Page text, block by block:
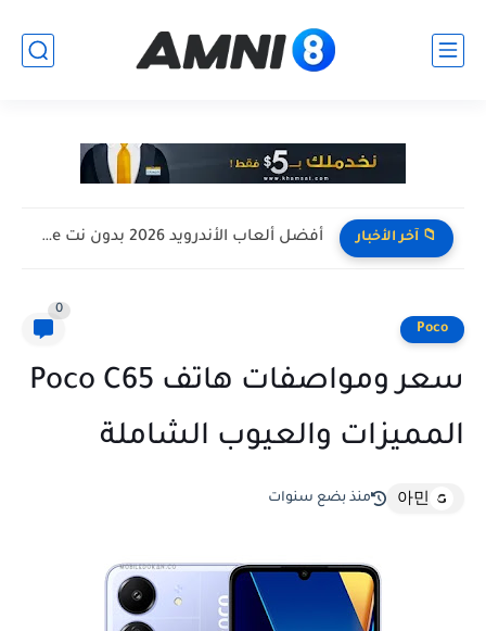
📁 آخر الأخبار أفضل ألعاب الأندرويد 2026 بدون نت Offline للأجهزة الضعيفة
Poco
0
سعر ومواصفات هاتف Poco C65
المميزات والعيوب الشاملة
아민 منذ بضع سنوات